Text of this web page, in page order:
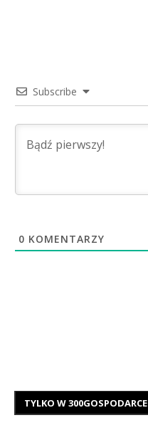
Subscribe
0 KOMENTARZY
TYLKO W 300GOSPODARCE